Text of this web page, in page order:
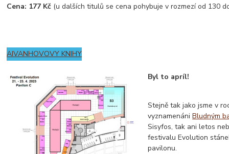
Cena: 177 Kč (u dalších titulů se cena pohybuje v rozmezí od 130
AIVANHOVOVY KNIHY
Byl to apríl!
Stejně tak jako jsme v
vyznamenániBludným
Sisyfos, tak ani letos
festivalu Evolution
pavilonu.